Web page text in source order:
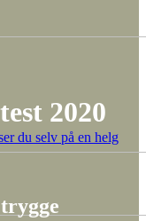
du selv på en helg
2020